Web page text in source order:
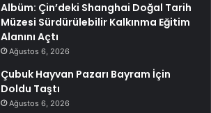
Albüm: Çin’deki Shanghai Doğal Tarih
Müzesi Sürdürülebilir Kalkınma Eğitim
Alanını Açtı
Ağustos 6, 2026
Çubuk Hayvan Pazarı Bayram İçin
Doldu Taştı
Ağustos 6, 2026